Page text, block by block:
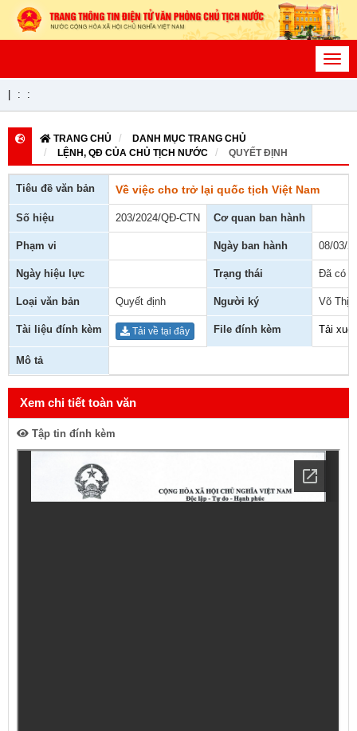
: :
TRANG CHỦ
DANH MỤC TRANG CHỦ
LỆNH, QĐ CỦA CHỦ TỊCH NƯỚC
QUYẾT ĐỊNH
Tiêu đề văn bản Về việc cho trở lại quốc tịch Việt Nam
Số hiệu 203/2024/QĐ-CTN Cơ quan ban hành
Phạm vi Ngày ban hành 08/03/
Ngày hiệu lực Trạng thái Đã có
Loại văn bản Quyết định Người ký Võ Thị
Tài liệu đính kèm Tải về tại đây File đính kèm Tải
Mô tả
Xem chi tiết toàn văn
Tập tin đính kèm